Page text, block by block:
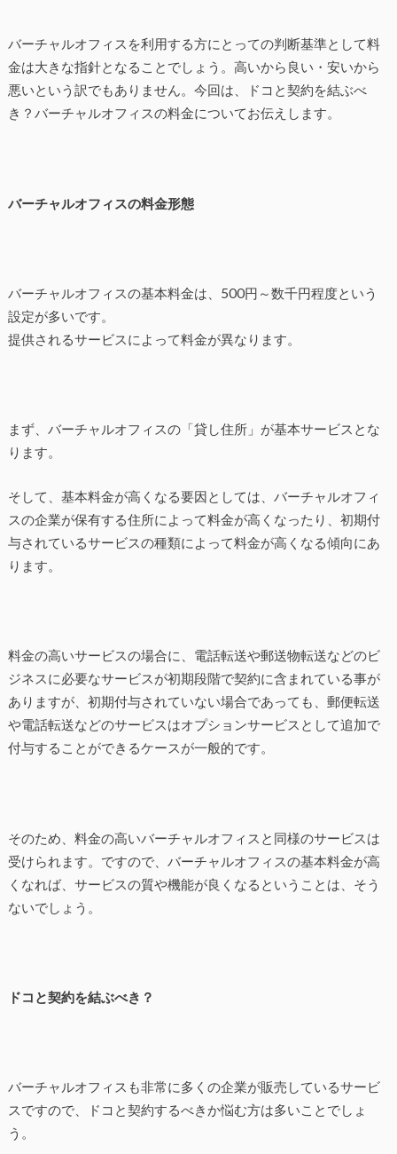
バーチャルオフィスを利用する方にとっての判断基準として料
金は大きな指針となることでしょう。高いから良い・安いから
悪いという訳でもありません。今回は、ドコと契約を結ぶべ
き？バーチャルオフィスの料金についてお伝えします。
バーチャルオフィスの料金形態
バーチャルオフィスの基本料金は、500円～数千円程度という
設定が多いです。
提供されるサービスによって料金が異なります。
まず、バーチャルオフィスの「貸し住所」が基本サービスとな
ります。
そして、基本料金が高くなる要因としては、バーチャルオフィ
スの企業が保有する住所によって料金が高くなったり、初期付
与されているサービスの種類によって料金が高くなる傾向にあ
ります。
料金の高いサービスの場合に、電話転送や郵送物転送などのビ
ジネスに必要なサービスが初期段階で契約に含まれている事が
ありますが、初期付与されていない場合であっても、郵便転送
や電話転送などのサービスはオプションサービスとして追加で
付与することができるケースが一般的です。
そのため、料金の高いバーチャルオフィスと同様のサービスは
受けられます。ですので、バーチャルオフィスの基本料金が高
くなれば、サービスの質や機能が良くなるということは、そう
ないでしょう。
ドコと契約を結ぶべき？
バーチャルオフィスも非常に多くの企業が販売しているサービ
スですので、ドコと契約するべきか悩む方は多いことでしょ
う。